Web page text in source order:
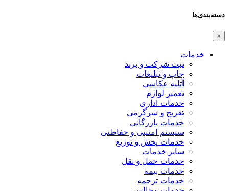
دسته‌بندی‌ها
×
خدمات
ثبت شرکت و برند
چاپ و تبلیغات
آتلیه عکاسی
تعمیر لوازم
خدمات اداری
تفریح و سرگرمی
خدمات بازرگانی
سیستم امنیتی و حفاظتی
خدمات پخش و توزیع
سایر خدمات
خدمات حمل و نقل
خدمات بیمه
خدمات ترجمه